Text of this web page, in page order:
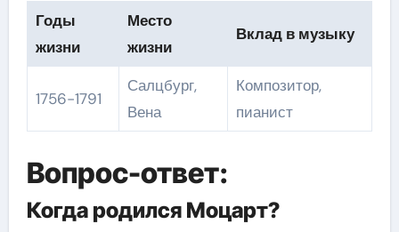
Годы
жизни
Место
жизни
Вклад в музыку
1756-1791
Салцбург,
Вена
Композитор,
пианист
Вопрос-ответ:
Когда родился Моцарт?